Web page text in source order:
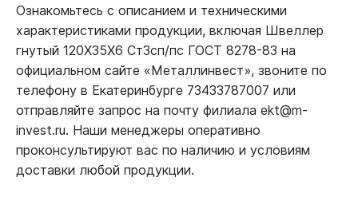
Ознакомьтесь с описанием и техническими
характеристиками продукции, включая Швеллер
гнутый 120Х35Х6 Ст3сп/пс ГОСТ 8278-83 на
официальном сайте «Металлинвест», звоните по
телефону в Екатеринбурге 73433787007 или
отправляйте запрос на почту филиала ekt@m-
invest.ru. Наши менеджеры оперативно
проконсультируют вас по наличию и условиям
доставки любой продукции.